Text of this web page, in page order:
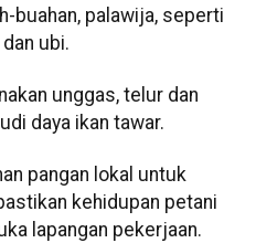
buahan, palawija, seperti
ubi.
unggas, telur dan
daya ikan tawar.
pangan lokal untuk
kehidupan petani
lapangan pekerjaan.